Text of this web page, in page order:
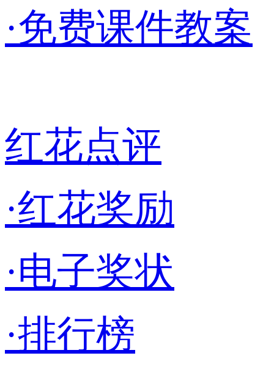
·免费课件教案
红花点评
·红花奖励
·电子奖状
·排行榜